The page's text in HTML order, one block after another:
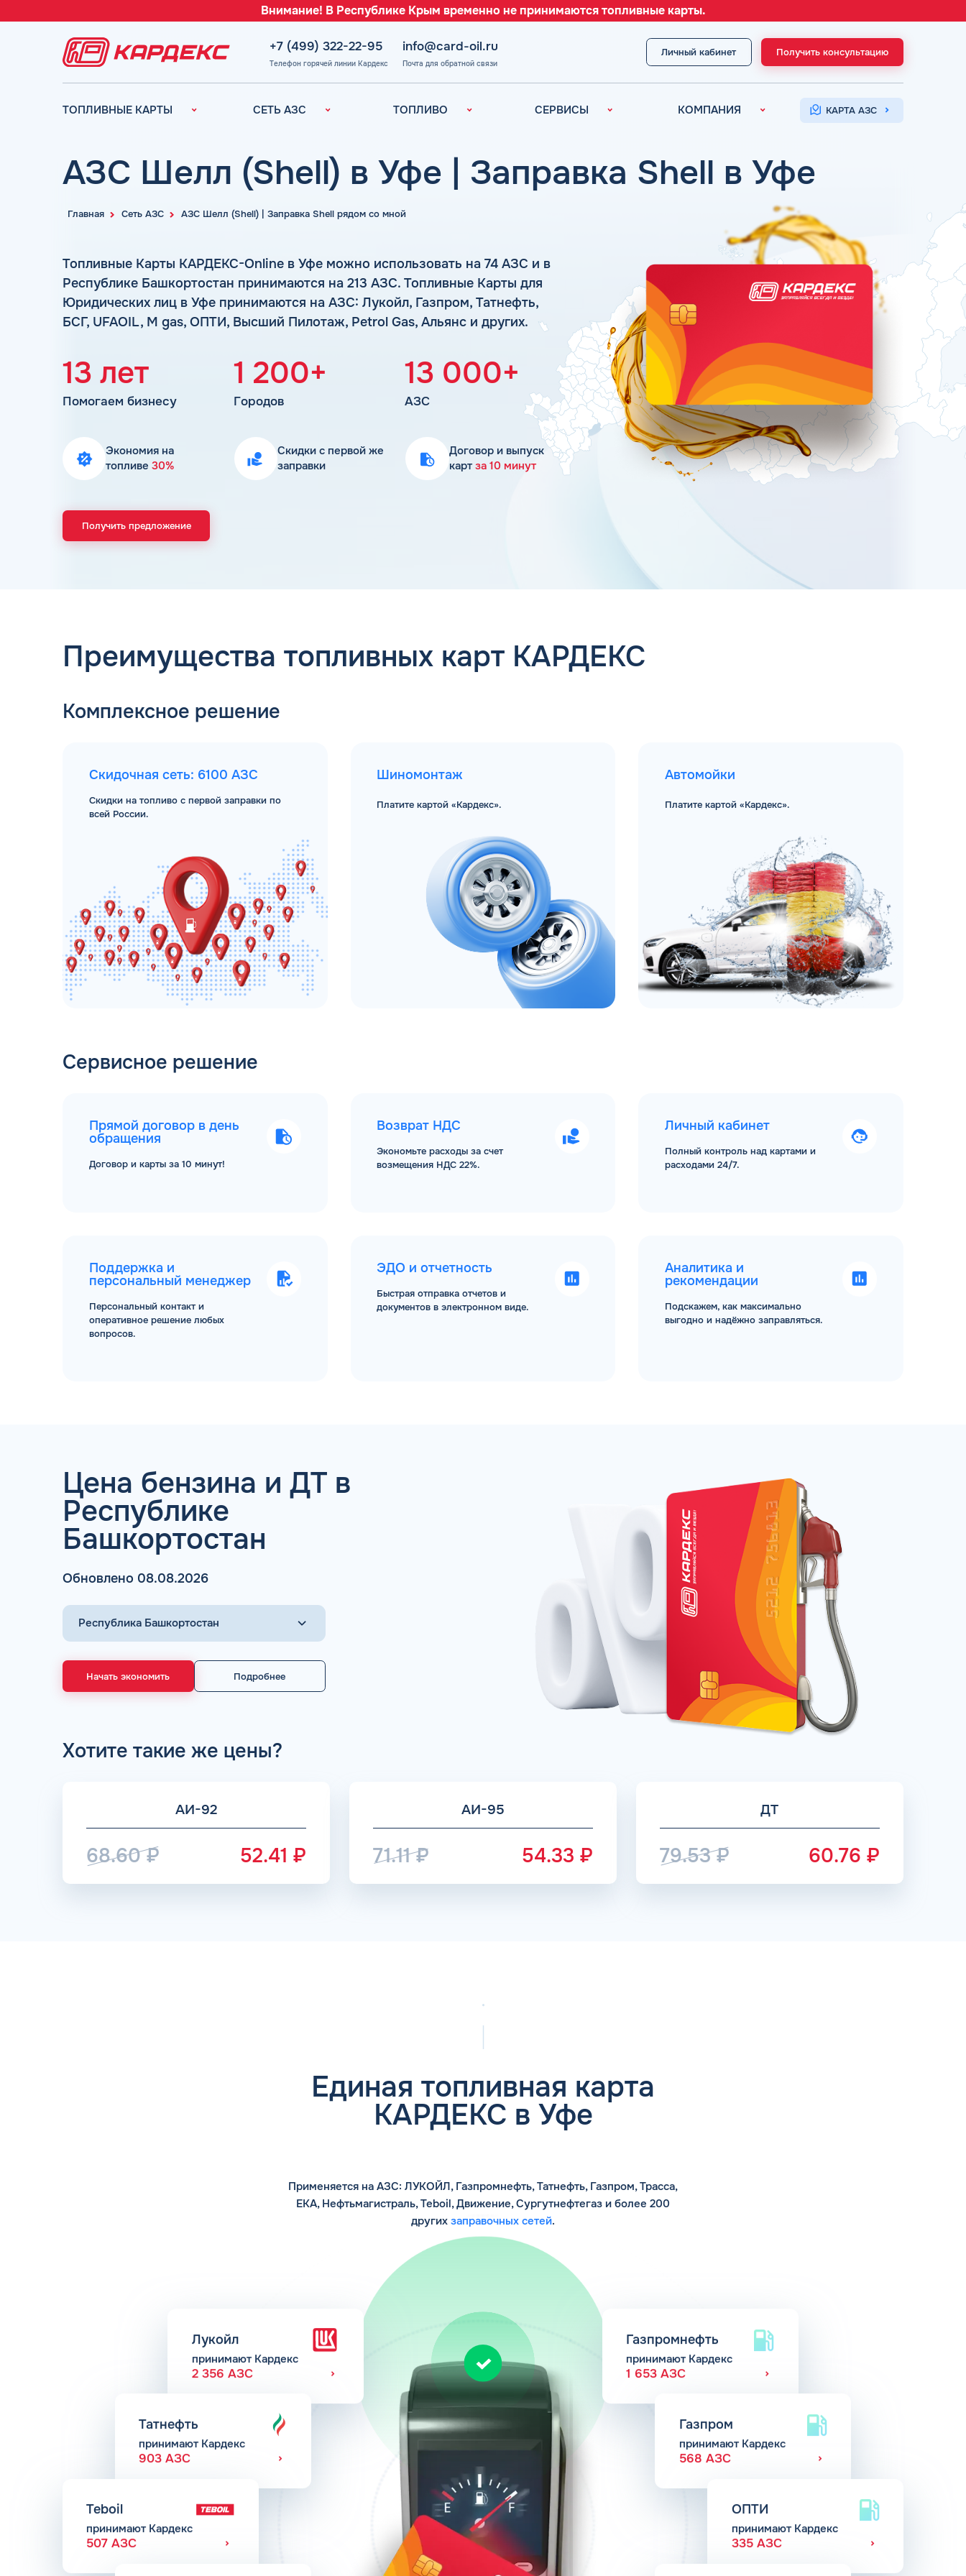
Внимание! В Республике Крым временно не принимаются топливные карты.
+7 (499) 322-22-95
Телефон горячей линии Кардекс
info@card-oil.ru
Почта для обратной связи
Личный кабинет Получить консультацию
ТОПЛИВНЫЕ КАРТЫ
Преимущества
Индивидуальный
Шиномонтаж
Вопросы и Ответы
СЕТЬ АЗС
АЗС Газпромнефть
АЗС Тебойл
АЗС
Сургутнефтегаз
АЗС
Нефтьмагистраль
ТОПЛИВО
Бензин
Дизельное
Калькулятор
расхода топлива
СЕРВИСЫ
Документооборот
(ЭДО)
окончании баланса
КОМПАНИЯ КАРТА АЗС
Главная Сеть АЗС АЗС Шелл (Shell) | Заправка Shell рядом со мной
АЗС Шелл (Shell) в Уфе | Заправка Shell в Уфе
Топливные Карты КАРДЕКС-Online в Уфе можно использовать на 74 АЗС и в
Республике Башкортостан принимаются на 213 АЗС. Топливные Карты для
Юридических лиц в Уфе принимаются на АЗС: Лукойл, Газпром, Татнефть,
БСГ, UFAOIL, M gas, ОПТИ, Высший Пилотаж, Petrol Gas, Альянс и других.
13 лет
Помогаем бизнесу
1 200+
Городов
13 000+
АЗС
Экономия на
топливе30%
Скидки с первой же
заправки
Договор и выпуск
карт за 10 минут
Получить предложение
Преимущества топливных карт КАРДЕКС
Комплексное решение
Скидочная сеть: 6100 АЗС
Скидки на топливо с первой заправки по
всей России.
Шиномонтаж
Платите картой «Кардекс».
Автомойки
Платите картой «Кардекс».
Сервисное решение
Прямой договор в день
обращения
Договор и карты за 10 минут!
Возврат НДС
Экономьте расходы за счет
возмещения НДС 22%.
Личный кабинет
Полный контроль над картами и
расходами 24/7.
Поддержка и
персональный менеджер
Персональный контакт и
оперативное решение любых
вопросов.
ЭДО и отчетность
Быстрая отправка отчетов и
документов в электронном виде.
Аналитика и
рекомендации
Подскажем, как максимально
выгодно и надёжно заправляться.
Цена бензина и ДТ в
Республике
Башкортостан
Обновлено 08.08.2026
Начать экономить Подробнее
Хотите такие же цены?
АИ-92
68.60₽ 52.41 ₽
АИ-95
71.11₽ 54.33 ₽
ДТ
79.53₽ 60.76 ₽
Единая топливная карта
КАРДЕКС в Уфе
Применяется на АЗС: ЛУКОЙЛ, Газпромнефть, Татнефть, Газпром, Трасса,
ЕКА, Нефтьмагистраль, Teboil, Движение, Сургутнефтегаз и более 200
других заправочных сетей.
Лукойл
принимают Кардекс
2 356 АЗС
Газпромнефть
принимают Кардекс
1 653 АЗС
Татнефть
принимают Кардекс
903 АЗС
Газпром
принимают Кардекс
568 АЗС
Teboil
принимают Кардекс
507 АЗС
ОПТИ
принимают Кардекс
335 АЗС
скидочными. Скидка предоставляется на ВСЕ виды
Email*
Комментарий
Для юр. лиц и ИПЗАВТРА
Мы свяжемся с Вами в ближайшее рабочее время: пн-пт с 9:00 до 18:00 по МСК